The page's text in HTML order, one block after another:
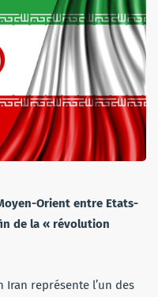
Orient entre Etats-
de la « révolution
Iran représente l’un des